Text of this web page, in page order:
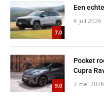
7.0
Een
8 juli 2026
9.0
Pocket
Cupra
2 mei 2026